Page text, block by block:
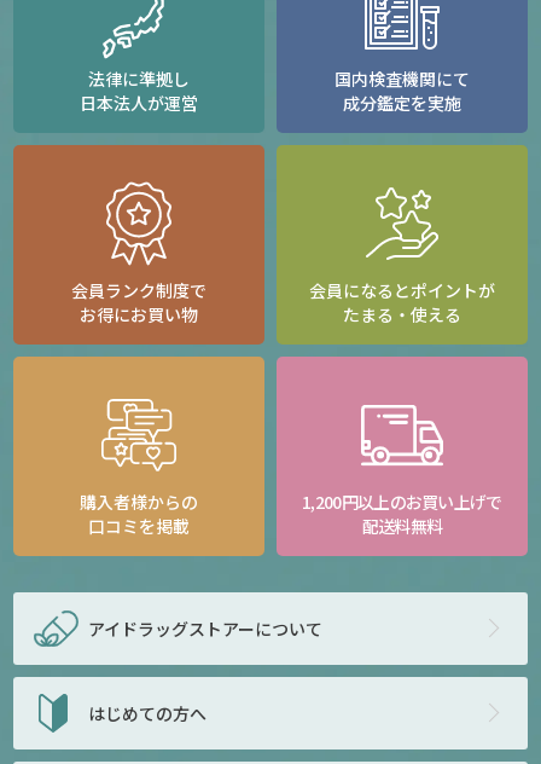
法律に準拠し
日本法人が運営
国内検査機関にて
成分鑑定を実施
会員ランク制度で
お得にお買い物
会員になるとポイントが
たまる・使える
購入者様からの
口コミを掲載
1,200円以上のお買い上げで
配送料無料
アイドラッグストアーについて
はじめての方へ